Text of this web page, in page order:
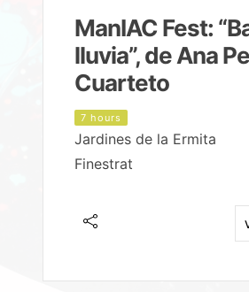
ManIAC Fest:
lluvia”, de Ana
Cuarteto
7 hours
Jardines de la Ermita
Finestrat